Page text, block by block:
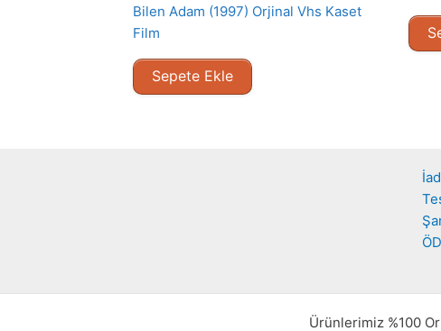
Bilen Adam (1997) Orjinal Vhs Kaset
Film
Sepete Ekle
Ürünlerimiz %100